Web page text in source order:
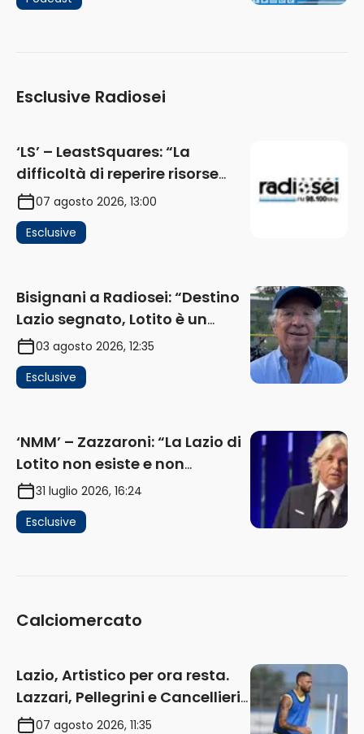
Esclusive Radiosei
‘LS’ – LeastSquares: “La
difficoltà di reperire risorse
impatta sul mercato. Senza
investimenti non arrivano i
ricavi” (AUDIO)
07 agosto 2026, 13:00
Esclusive
Bisignani a Radiosei: “Destino
Lazio segnato, Lotito è un
problema, la chiave sono
Flaminio e politica. La protesta
e gli interessi dei fondi”
03 agosto 2026, 12:35
Esclusive
‘NMM’ – Zazzaroni: “La Lazio di
Lotito non esiste e non
funziona più. E’ ora di lasciare,
ma lui non ascolta. Pignataro?
Ho verificato…” (AUDIO)
31 luglio 2026, 16:24
Esclusive
Calciomercato
Lazio, Artistico per ora resta.
Lazzari, Pellegrini e Cancellieri
in uscita
07 agosto 2026, 11:35